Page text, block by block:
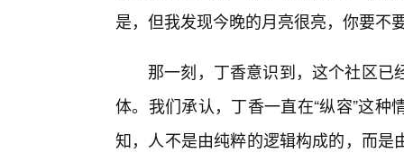
是，但我发现今晚的月亮很亮，你要不
那一刻，丁香意识到，这个社区
体。我们承认，丁香一直在“纵容”这
知，人不是由纯粹的逻辑构成的，而